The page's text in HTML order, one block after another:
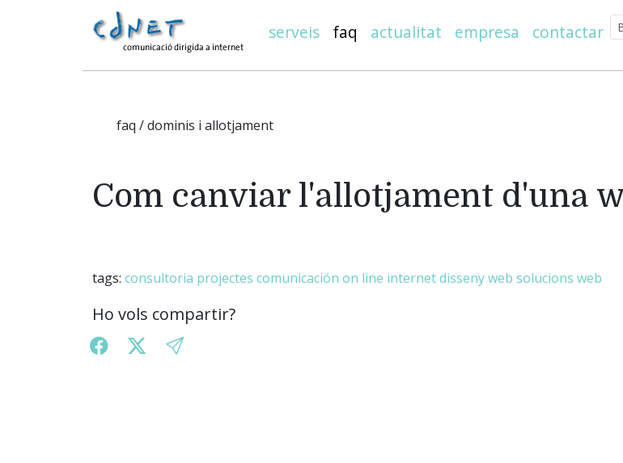
serveis faq actualitat empresa contactar
faq / dominis i allotjament
Com canviar l'allotjament d'una
tags: consultoria projectes comunicación on line internetdisseny web solucions web
Ho vols compartir?